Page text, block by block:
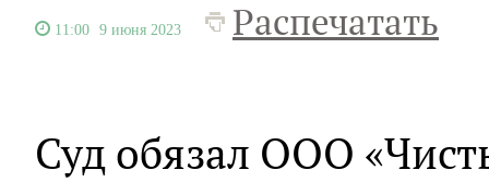
11:00 9 июня 2023 Распечатать
Суд обязал ООО